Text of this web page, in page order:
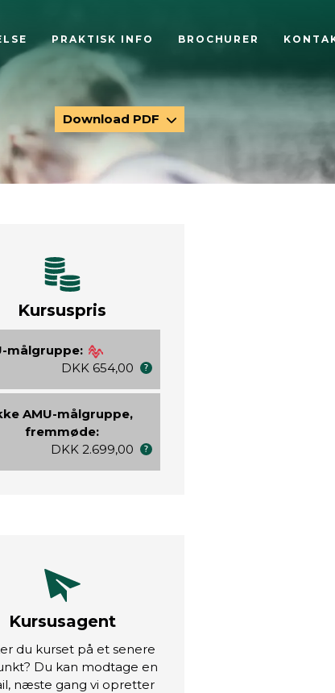
PRAKTISK INFO BROCHURER
Download PDF
Kursuspris
målgruppe:
DKK 654,00
AMU-målgruppe,
fremmøde:
DKK 2.699,00
Kursusagent
du kurset på et senere
Du kan modtage en
næste gang vi opretter